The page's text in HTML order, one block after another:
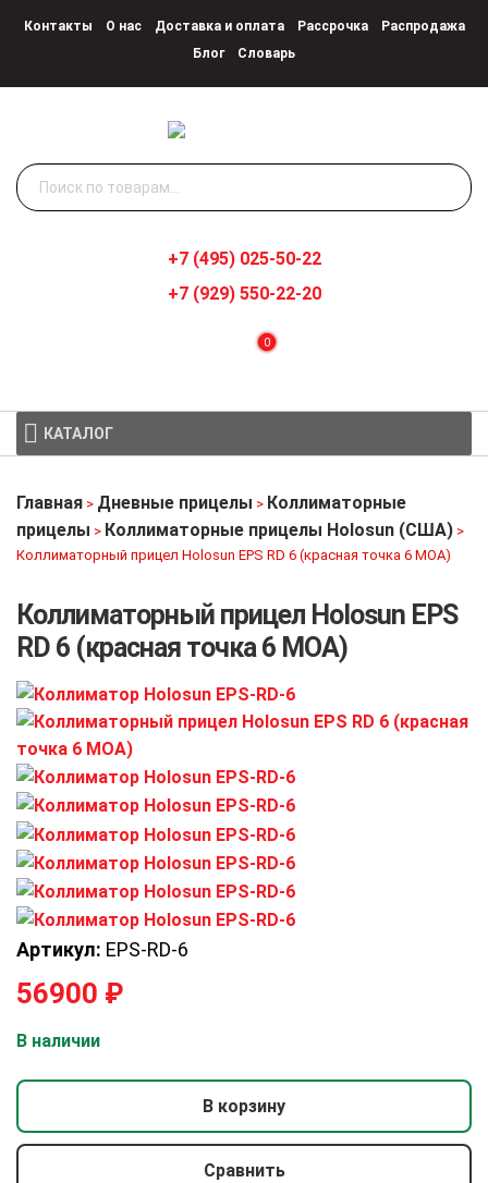
Контакты О нас Доставка и оплата Рассрочка
Распродажа
Блог
Словарь
Искать:
0
+7 (495) 025-50-22
+7 (929) 550-22-20
КАТАЛОГ
Главная > Дневные прицелы > Коллиматорные
прицелы > Коллиматорные прицелы Holosun (США) >
Коллиматорный прицел Holosun EPS RD 6 (красная точка 6 MOA)
Коллиматорный прицел Holosun EPS
RD 6 (красная точка 6 MOA)
Артикул: EPS-RD-6
56900 ₽
В наличии
В корзину
Сравнить